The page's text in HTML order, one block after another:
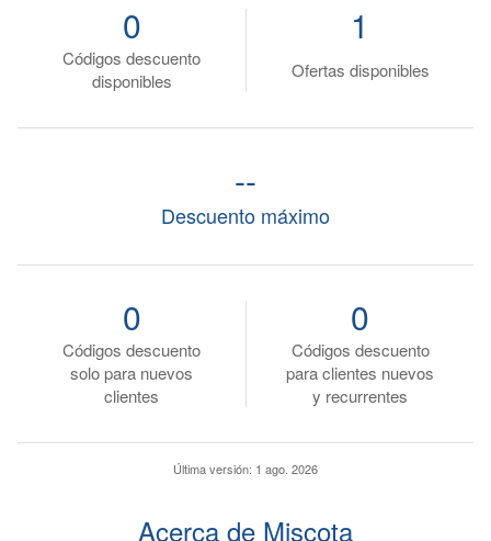
Códigos descuento
disponibles
0
Ofertas disponibles
1
Descuento máximo
--
Códigos descuento
solo para nuevos
clientes
0
Códigos descuento
para clientes nuevos
y recurrentes
0
Última versión: 1 ago. 2026
Acerca de Miscota